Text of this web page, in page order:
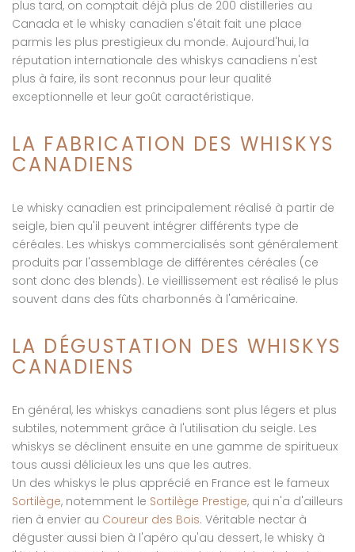
plus tard, on comptait déjà plus de 200 distilleries au
Canada et le whisky canadien s'était fait une place
parmis les plus prestigieux du monde. Aujourd'hui, la
réputation internationale des whiskys canadiens n'est
plus à faire, ils sont reconnus pour leur qualité
exceptionnelle et leur goût caractéristique.
LA FABRICATION DES WHISKYS
CANADIENS
Le whisky canadien est principalement réalisé à partir de
seigle, bien qu'il peuvent intégrer différents type de
céréales. Les whiskys commercialisés sont généralement
produits par l'assemblage de différentes céréales (ce
sont donc des blends). Le vieillissement est réalisé le plus
souvent dans des fûts charbonnés à l'américaine.
LA DÉGUSTATION DES WHISKYS
CANADIENS
En général, les whiskys canadiens sont plus légers et plus
subtiles, notemment grâce à l'utilisation du seigle. Les
whiskys se déclinent ensuite en une gamme de spiritueux
tous aussi délicieux les uns que les autres.
Un des whiskys le plus apprécié en France est le fameux
Sortilège, notemment le Sortilège Prestige, qui n'a d'ailleurs
rien à envier au Coureur des Bois. Véritable nectar à
déguster aussi bien à l'apéro qu'au dessert, le whisky à